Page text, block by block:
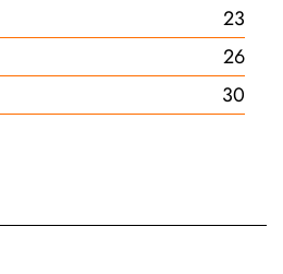
23
26
30